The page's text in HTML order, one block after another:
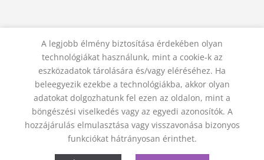
KAPCSOLAT ADATVÉDELMI NYILATKOZAT
ÁSZF
JOGI NYILATKOZAT
SZÁLLÍTÁSI FELTÉTELEK
ELÁLLÁS A SZERZŐDÉSTŐL
© 2012 - 2026 Trigon 9000 Kft.
A legjobb élmény biztosítása érdekében olyan
technológiákat használunk, mint a cookie-k az
eszközadatok tárolására és/vagy eléréséhez. Ha
beleegyezik ezekbe a technológiákba, akkor olyan
adatokat dolgozhatunk fel ezen az oldalon, mint a
böngészési viselkedés vagy az egyedi azonosítók. A
hozzájárulás elmulasztása vagy visszavonása bizonyos
funkciókat hátrányosan érinthet.